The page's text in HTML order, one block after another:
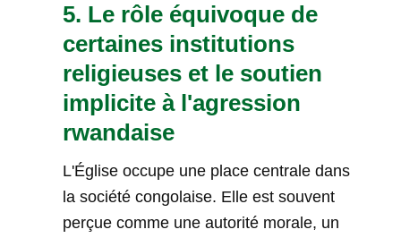
5. Le rôle équivoque de
certaines institutions
religieuses et le soutien
implicite à l'agression
rwandaise
L'Église occupe une place centrale dans
la société congolaise. Elle est souvent
perçue comme une autorité morale, un